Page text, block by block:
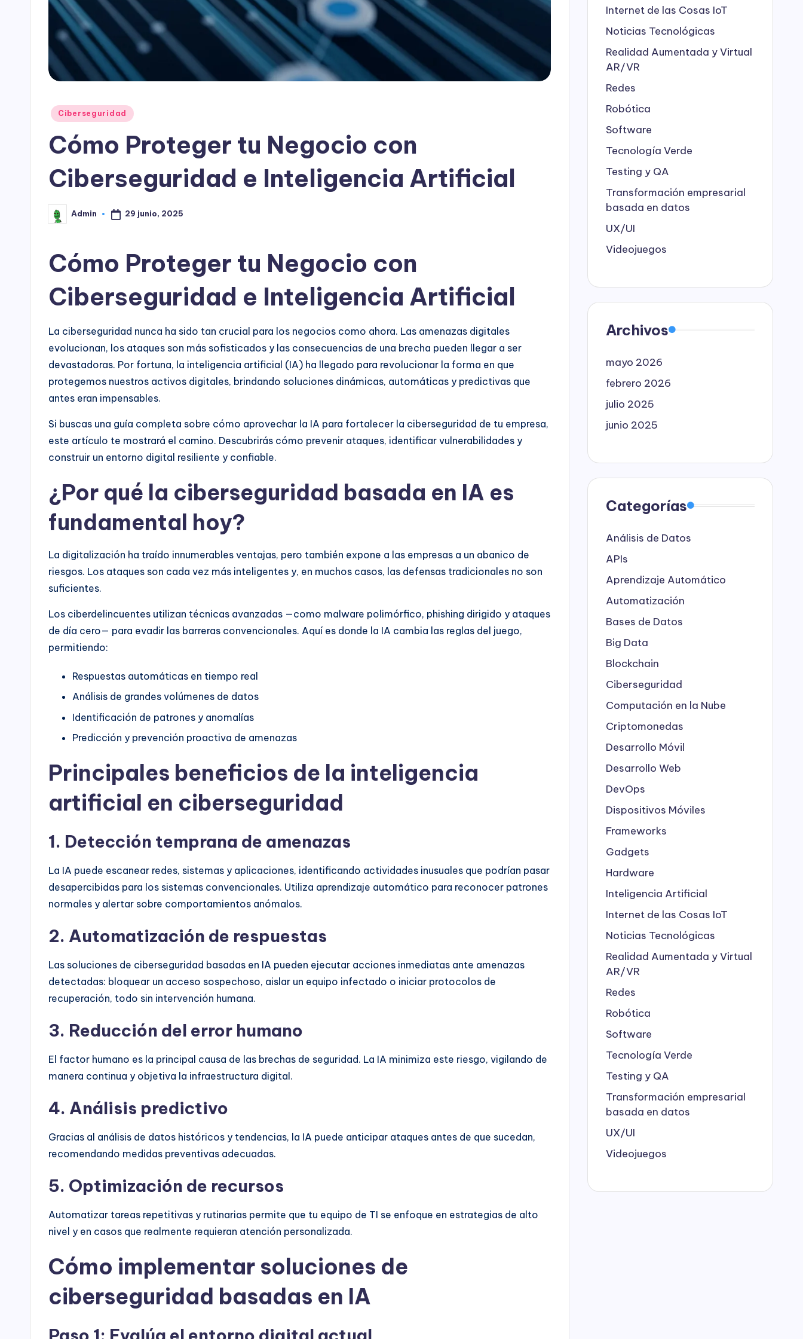
Publicado
Ciberseguridad
Cómo Proteger tu Negocio con
Ciberseguridad e Inteligencia Artificial
Publicado
por
Admin 29 junio, 2025
Cómo Proteger tu Negocio con
Ciberseguridad e Inteligencia Artificial
La ciberseguridad nunca ha sido tan crucial para los negocios como ahora. Las amenazas digitales
evolucionan, los ataques son más sofisticados y las consecuencias de una brecha pueden llegar a ser
devastadoras. Por fortuna, la inteligencia artificial (IA) ha llegado para revolucionar la forma en que
protegemos nuestros activos digitales, brindando soluciones dinámicas, automáticas y predictivas que
antes eran impensables.
Si buscas una guía completa sobre cómo aprovechar la IA para fortalecer la ciberseguridad de tu empresa,
este artículo te mostrará el camino. Descubrirás cómo prevenir ataques, identificar vulnerabilidades y
construir un entorno digital resiliente y confiable.
¿Por qué la ciberseguridad basada en IA es
fundamental hoy?
La digitalización ha traído innumerables ventajas, pero también expone a las empresas a un abanico de
riesgos. Los ataques son cada vez más inteligentes y, en muchos casos, las defensas tradicionales no son
suficientes.
Los ciberdelincuentes utilizan técnicas avanzadas —como malware polimórfico, phishing dirigido y ataques
de día cero— para evadir las barreras convencionales. Aquí es donde la IA cambia las reglas del juego,
permitiendo:
Respuestas automáticas en tiempo real
Análisis de grandes volúmenes de datos
Identificación de patrones y anomalías
Predicción y prevención proactiva de amenazas
Principales beneficios de la inteligencia
artificial en ciberseguridad
1. Detección temprana de amenazas
La IA puede escanear redes, sistemas y aplicaciones, identificando actividades inusuales que podrían pasar
desapercibidas para los sistemas convencionales. Utiliza aprendizaje automático para reconocer patrones
normales y alertar sobre comportamientos anómalos.
2. Automatización de respuestas
Las soluciones de ciberseguridad basadas en IA pueden ejecutar acciones inmediatas ante amenazas
detectadas: bloquear un acceso sospechoso, aislar un equipo infectado o iniciar protocolos de
recuperación, todo sin intervención humana.
3. Reducción del error humano
El factor humano es la principal causa de las brechas de seguridad. La IA minimiza este riesgo, vigilando de
manera continua y objetiva la infraestructura digital.
4. Análisis predictivo
Gracias al análisis de datos históricos y tendencias, la IA puede anticipar ataques antes de que sucedan,
recomendando medidas preventivas adecuadas.
5. Optimización de recursos
Automatizar tareas repetitivas y rutinarias permite que tu equipo de TI se enfoque en estrategias de alto
nivel y en casos que realmente requieran atención personalizada.
Cómo implementar soluciones de
ciberseguridad basadas en IA
Internet de las Cosas IoT
Noticias Tecnológicas
Realidad Aumentada y Virtual
AR/VR
Redes
Robótica
Software
Tecnología Verde
Testing y QA
Transformación empresarial
basada en datos
UX/UI
Videojuegos
Archivos
mayo 2026
febrero 2026
julio 2025
junio 2025
Categorías
Análisis de Datos
APIs
Aprendizaje Automático
Automatización
Bases de Datos
Big Data
Blockchain
Ciberseguridad
Computación en la Nube
Criptomonedas
Desarrollo Móvil
Desarrollo Web
DevOps
Dispositivos Móviles
Frameworks
Gadgets
Hardware
Inteligencia Artificial
Internet de las Cosas IoT
Noticias Tecnológicas
Realidad Aumentada y Virtual
AR/VR
Redes
Robótica
Software
Tecnología Verde
Testing y QA
Transformación empresarial
basada en datos
UX/UI
Videojuegos